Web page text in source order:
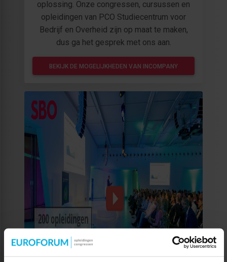
oplossing. Onze congressen, cursussen en
opleidingen van PCO Studiecentrum voor
Bedrijf en Overheid zijn op maat te maken,
dus ga het gesprek met ons aan.
BEKIJK DE MOGELIJKHEDEN VAN INCOMPANY